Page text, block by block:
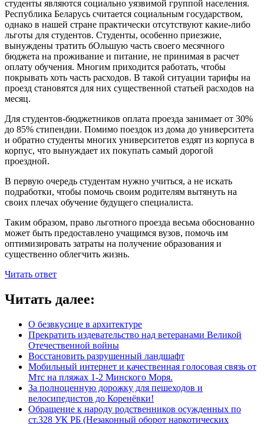
студенты являются социально уязвимой группой населения.
Республика Беларусь считается социальным государством,
однако в нашей стране практически отсутствуют какие-либо
льготы для студентов. Студенты, особенно приезжие,
вынуждены тратить бОльшую часть своего месячного
бюджета на проживание и питание, не принимая в расчет
оплату обучения. Многим приходится работать, чтобы
покрывать хоть часть расходов. В такой ситуации тарифы на
проезд становятся для них существенной статьей расходов на
месяц.
Для студентов-бюджетников оплата проезда занимает от 30%
до 85% стипендии. Помимо поездок из дома до университета
и обратно студенты многих университетов ездят из корпуса в
корпус, что вынуждает их покупать самый дорогой
проездной.
В первую очередь студентам нужно учиться, а не искать
подработки, чтобы помочь своим родителям вытянуть на
своих плечах обучение будущего специалиста.
Таким образом, право льготного проезда весьма обоснованно
может быть предоставлено учащимся вузов, помочь им
оптимизировать затраты на получение образования и
существенно облегчить жизнь.
Читать ответ
Читать далее:
О безвкусице в архитектуре
Прекратить издевательство над ветеранами Великой
Отечественной войны
Восстановить разрушенный ландшафт
Мобильный интернет и качественная голосовая связь от
Мтс на пляжах 1-2 Минского Моря.
За полноценную дорожку для пешеходов и
велосипедистов до Коренёвки!
Обращение к народу родственников осужденных по
ст.328 УК РБ (Незаконный оборот наркотических